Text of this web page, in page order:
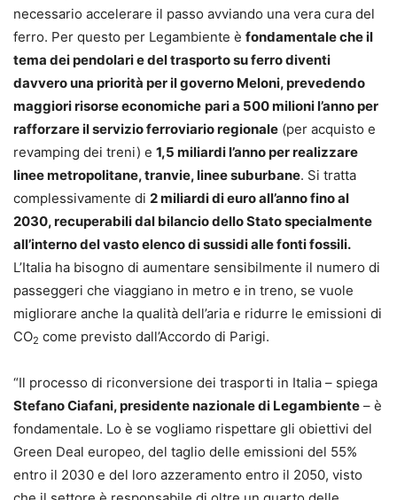
necessario accelerare il passo avviando una vera cura del
ferro. Per questo per Legambiente è fondamentale che il
tema dei pendolari e del trasporto su ferro diventi
davvero una priorità per il governo Meloni, prevedendo
maggiori risorse economiche pari a 500 milioni l’anno per
rafforzare il servizio ferroviario regionale (per acquisto e
revamping dei treni) e 1,5 miliardi l’anno per realizzare
linee metropolitane, tranvie, linee suburbane. Si tratta
complessivamente di 2 miliardi di euro all’anno fino al
2030, recuperabili dal bilancio dello Stato specialmente
all’interno del vasto elenco di sussidi alle fonti fossili.
L’Italia ha bisogno di aumentare sensibilmente il numero di
passeggeri che viaggiano in metro e in treno, se vuole
migliorare anche la qualità dell’aria e ridurre le emissioni di
CO2 come previsto dall’Accordo di Parigi.
“Il processo di riconversione dei trasporti in Italia – spiega
Stefano Ciafani, presidente nazionale di Legambiente – è
fondamentale. Lo è se vogliamo rispettare gli obiettivi del
Green Deal europeo, del taglio delle emissioni del 55%
entro il 2030 e del loro azzeramento entro il 2050, visto